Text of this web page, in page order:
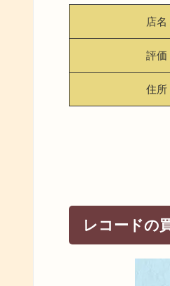
店名
評価
住所
レコードの